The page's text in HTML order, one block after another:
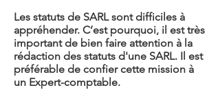
Les statuts de SARL sont difficiles à
appréhender. C’est pourquoi, il est très
important de bien faire attention à la
rédaction des statuts d'une SARL. Il est
préférable de confier cette mission à
un Expert-comptable.